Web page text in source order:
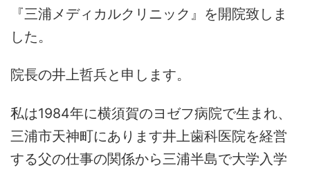
『三浦メディカルクリニック』を開院致しま
した。
院長の井上哲兵と申します。
私は1984年に横須賀のヨゼフ病院で生まれ、
三浦市天神町にあります井上歯科医院を経営
する父の仕事の関係から三浦半島で大学入学